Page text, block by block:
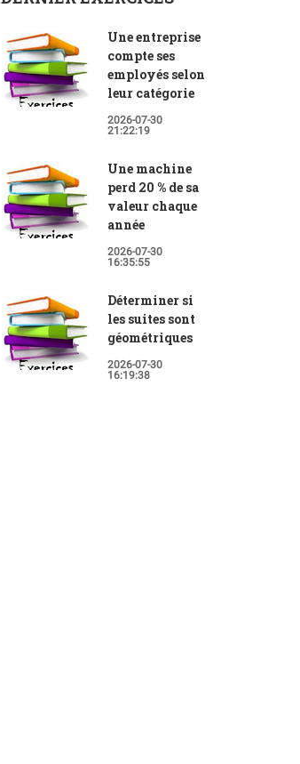
Une entreprise
compte ses
employés selon
leur catégorie
2026-07-30
21:22:19
Une machine
perd 20 % de sa
valeur chaque
année
2026-07-30
16:35:55
Déterminer si
les suites sont
géométriques
2026-07-30
16:19:38